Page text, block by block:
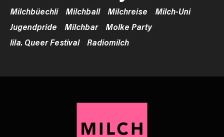
Milchbüechli Milchball Milchreise
Milch-Uni
Jugendpride
Milchbar
Molke Party
lila. Queer Festival
Radiomilch